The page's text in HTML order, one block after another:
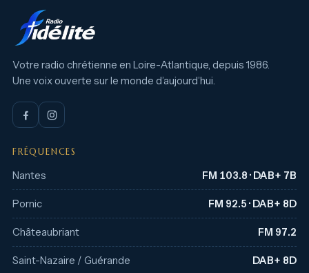
Votre radio chrétienne en Loire-Atlantique, depuis 1986.
Une voix ouverte sur le monde d’aujourd’hui.
FRÉQUENCES
Nantes FM 103.8 · DAB+ 7B
Pornic FM 92.5 · DAB+ 8D
Châteaubriant FM 97.2
Saint-Nazaire / Guérande DAB+ 8D